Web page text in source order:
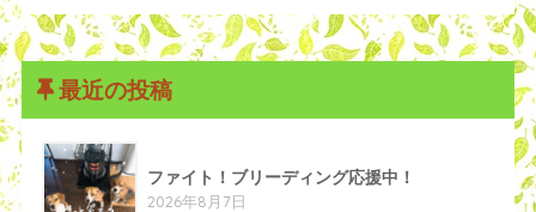
最近の投稿
ファイト！ブリーディング応援中！
2026年8月7日